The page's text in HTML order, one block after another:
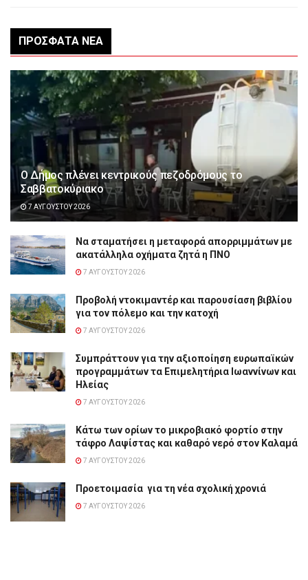
ΠΡΌΣΦΑΤΑ ΝΈΑ
Ο Δήμος πλένει κεντρικούς πεζοδρόμους το
Σαββατοκύριακο
7 ΑΥΓΟΎΣΤΟΥ 2026
Να σταματήσει η μεταφορά απορριμμάτων με
ακατάλληλα οχήματα ζητά η ΠΝΟ
7 ΑΥΓΟΎΣΤΟΥ 2026
Προβολή ντοκιμαντέρ και παρουσίαση βιβλίου
για τον πόλεμο και την κατοχή
7 ΑΥΓΟΎΣΤΟΥ 2026
Συμπράττουν για την αξιοποίηση ευρωπαϊκών
προγραμμάτων τα Επιμελητήρια Ιωαννίνων και
Ηλείας
7 ΑΥΓΟΎΣΤΟΥ 2026
Κάτω των ορίων το μικροβιακό φορτίο στην
τάφρο Λαψίστας και καθαρό νερό στον Καλαμά
7 ΑΥΓΟΎΣΤΟΥ 2026
Προετοιμασία για τη νέα σχολική χρονιά
7 ΑΥΓΟΎΣΤΟΥ 2026